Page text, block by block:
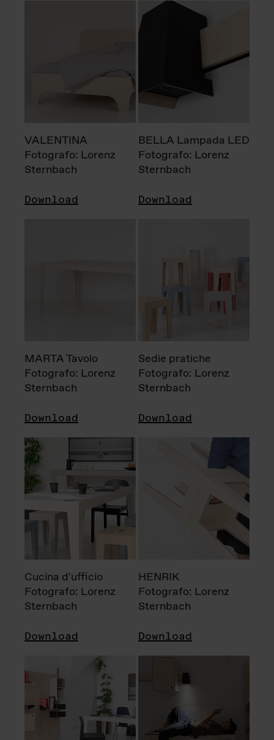
VALENTINA
Fotografo: Lorenz
Sternbach
Download
BELLA Lampada LED
Fotografo: Lorenz
Sternbach
Download
MARTA Tavolo
Fotografo: Lorenz
Sternbach
Download
Sedie pratiche
Fotografo: Lorenz
Sternbach
Download
Cucina d'ufficio
Fotografo: Lorenz
Sternbach
Download
HENRIK
Fotografo: Lorenz
Sternbach
Download